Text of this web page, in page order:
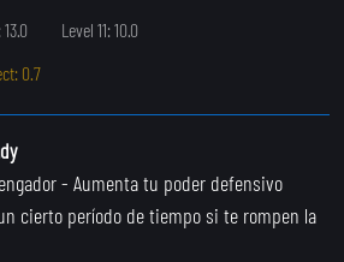
Level 11: 10.0
0.7
- Aumenta tu poder defensivo
cierto período de tiempo si te rompen la